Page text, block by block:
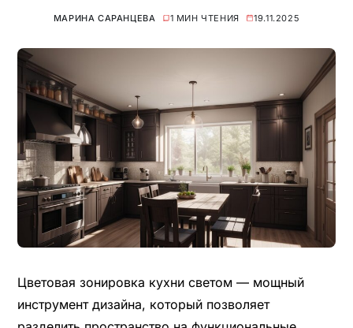
МАРИНА САРАНЦЕВА 1 МИН ЧТЕНИЯ 19.11.2025
Цветовая зонировка кухни светом — мощный
инструмент дизайна, который позволяет